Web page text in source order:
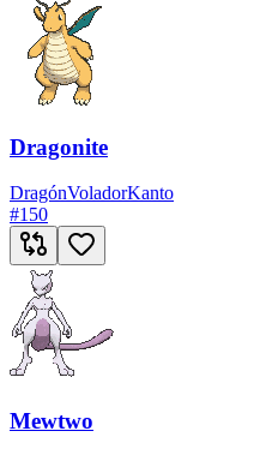
Dragonite
DragónVoladorKanto
#150
Mewtwo